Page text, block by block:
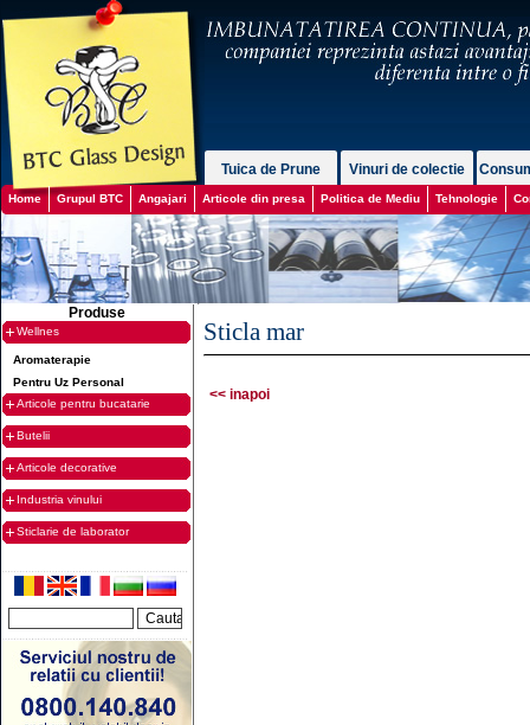
Tuica de Prune Vinuri de colectie
Home Grupul BTC Angajari Articole din presa Politica de Mediu Tehnologie
Produse
Wellnes
Aromaterapie
Pentru Uz Personal
Articole pentru bucatarie
Butelii
Articole decorative
Industria vinului
Sticlarie de laborator
Sticla mar
<< inapoi